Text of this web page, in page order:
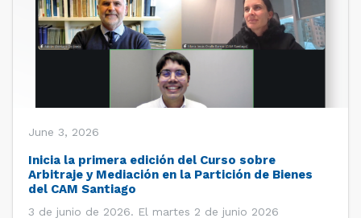
June 3, 2026
Inicia la primera edición del Curso sobre
Arbitraje y Mediación en la Partición de Bienes
del CAM Santiago
3 de junio de 2026. El martes 2 de junio 2026